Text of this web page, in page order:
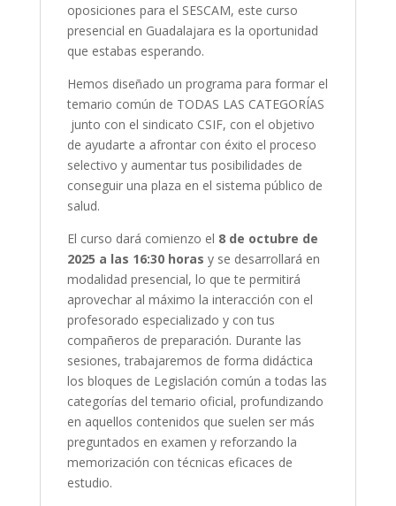
oposiciones para el SESCAM, este curso
presencial en Guadalajara es la oportunidad
que estabas esperando.
Hemos diseñado un programa para formar el
temario común de TODAS LAS CATEGORÍAS
junto con el sindicato CSIF, con el objetivo
de ayudarte a afrontar con éxito el proceso
selectivo y aumentar tus posibilidades de
conseguir una plaza en el sistema público de
salud.
El curso dará comienzo el 8 de octubre de
2025 a las 16:30 horas y se desarrollará en
modalidad presencial, lo que te permitirá
aprovechar al máximo la interacción con el
profesorado especializado y con tus
compañeros de preparación. Durante las
sesiones, trabajaremos de forma didáctica
los bloques de Legislación común a todas las
categorías del temario oficial, profundizando
en aquellos contenidos que suelen ser más
preguntados en examen y reforzando la
memorización con técnicas eficaces de
estudio.